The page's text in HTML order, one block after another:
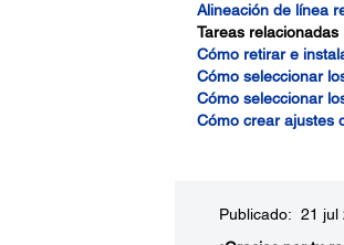
Alineación de línea
Tareas relacionadas
Cómo retirar e
Cómo seleccionar
Cómo seleccionar
Cómo crear ajustes
Publicado: 21 jul